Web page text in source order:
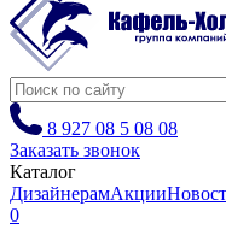
8 927 08 5 08 08
Заказать звонок
Каталог
ДизайнерамАкции
0